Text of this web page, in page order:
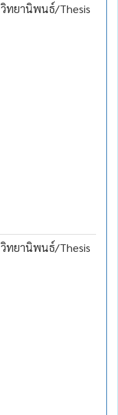
วิทยานิพนธ์/Thesis
วิทยานิพนธ์/Thesis